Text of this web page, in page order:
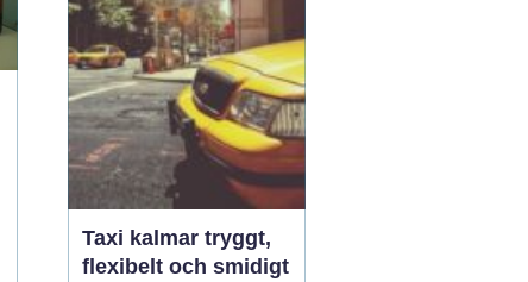
Taxi kalmar tryggt,
flexibelt och smidigt